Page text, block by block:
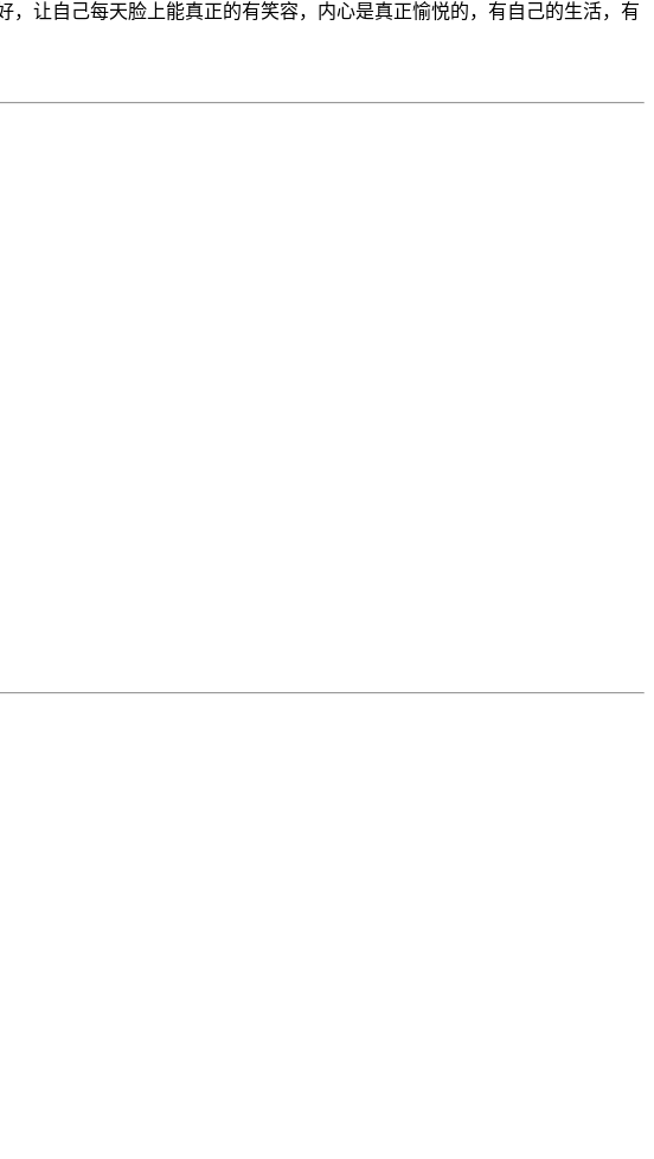
让自己每天脸上能真正的有笑容，内心是真正愉悦的，有自己的生活，有